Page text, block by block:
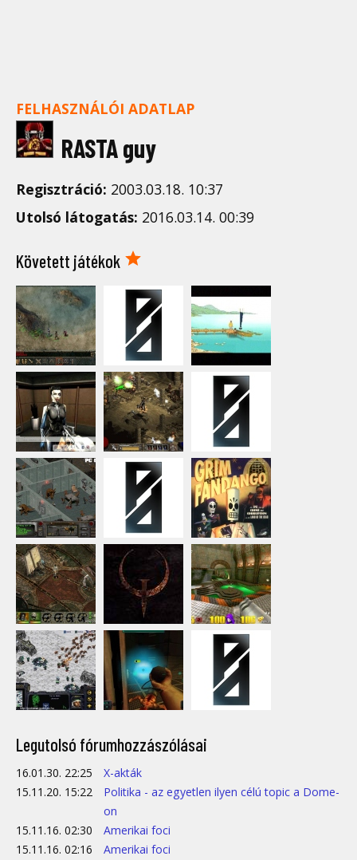
FELHASZNÁLÓI ADATLAP
RASTA guy
Regisztráció: 2003.03.18. 10:37
Utolsó látogatás: 2016.03.14. 00:39
Követett játékok
Legutolsó fórumhozzászólásai
16.01.30. 22:25
X-akták
15.11.20. 15:22
Politika - az egyetlen ilyen célú topic a Dome-
on
15.11.16. 02:30
Amerikai foci
15.11.16. 02:16
Amerikai foci